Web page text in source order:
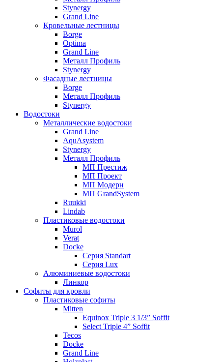
Stynergy
Grand Line
Кровельные лестницы
Borge
Optima
Grand Line
Металл Профиль
Stynergy
Фасадные лестницы
Borge
Металл Профиль
Stynergy
Водостоки
Металлические водостоки
Grand Line
AquAsystem
Stynergy
Металл Профиль
МП Престиж
МП Проект
МП Модерн
МП GrandSystem
Ruukki
Lindab
Пластиковые водостоки
Murol
Verat
Docke
Серия Standart
Серия Lux
Алюминиевые водостоки
Линкор
Софиты для кровли
Пластиковые софиты
Mitten
Equinox Triple 3 1/3” Soffit
Select Triple 4” Soffit
Tecos
Docke
Grand Line